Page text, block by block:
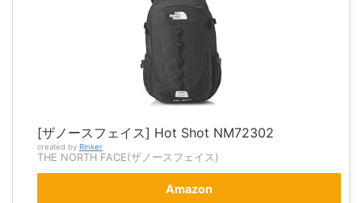
[ザノースフェイス] Hot Shot NM72302
created by Rinker
THE NORTH FACE(ザノースフェイス)
Amazon